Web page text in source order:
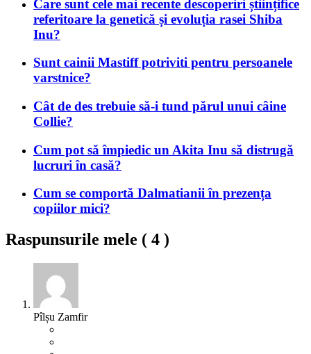
Care sunt cele mai recente descoperiri științifice
referitoare la genetică și evoluția rasei Shiba
Inu?
Sunt cainii Mastiff potriviti pentru persoanele
varstnice?
Cât de des trebuie să-i tund părul unui câine
Collie?
Cum pot să împiedic un Akita Inu să distrugă
lucruri în casă?
Cum se comportă Dalmatianii în prezența
copiilor mici?
Raspunsurile mele ( 4 )
Pîlșu Zamfir